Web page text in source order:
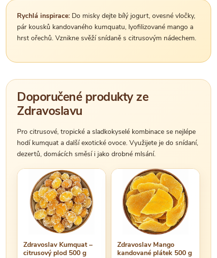
Rychlá inspirace: Do misky dejte bílý jogurt, ovesné vločky,
pár kousků kandovaného kumquatu, lyofilizované mango a
hrst ořechů. Vznikne svěží snídaně s citrusovým nádechem.
Doporučené produkty ze
Zdravoslavu
Pro citrusové, tropické a sladkokyselé kombinace se nejlépe
hodí kumquat a další exotické ovoce. Využijete je do snídaní,
dezertů, domácích směsí i jako drobné mlsání.
Zdravoslav Kumquat –
citrusový plod 500 g
Zdravoslav Mango
kandované plátek 500 g